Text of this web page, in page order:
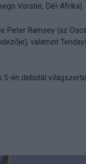
Vorster, Dél-Afrika).
Peter Ramsey (az
valamint
én debütál